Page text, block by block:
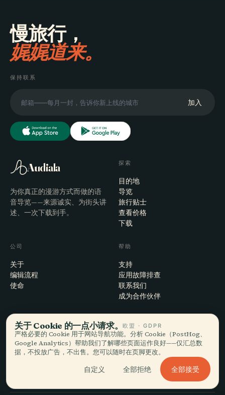
慢旅行，
娓娓道来。
保持联系
加入
Audiala
为你真正的漫游方式而做的语
音导览——来源诚实、为街头讲
述、一次下载到手。
探索
目的地
导览
旅行贴士
查看价格
下载
公司
关于
编辑流程
使命
帮助
支持
应用故障排查
联系我们
成为合作伙伴
隐私
条款
Cookie 设置
关于 Cookie 的一点小请求。欧盟 · GDPR
严格必要的 Cookie 用于网站导航功能。分析 Cookie（PostHog、
Google Analytics）帮助我们了解哪些页面运作良好——仅汇总数
据，不投放广告，不出售。您可以随时在页脚更改。
自定义 全部拒绝 全部接受